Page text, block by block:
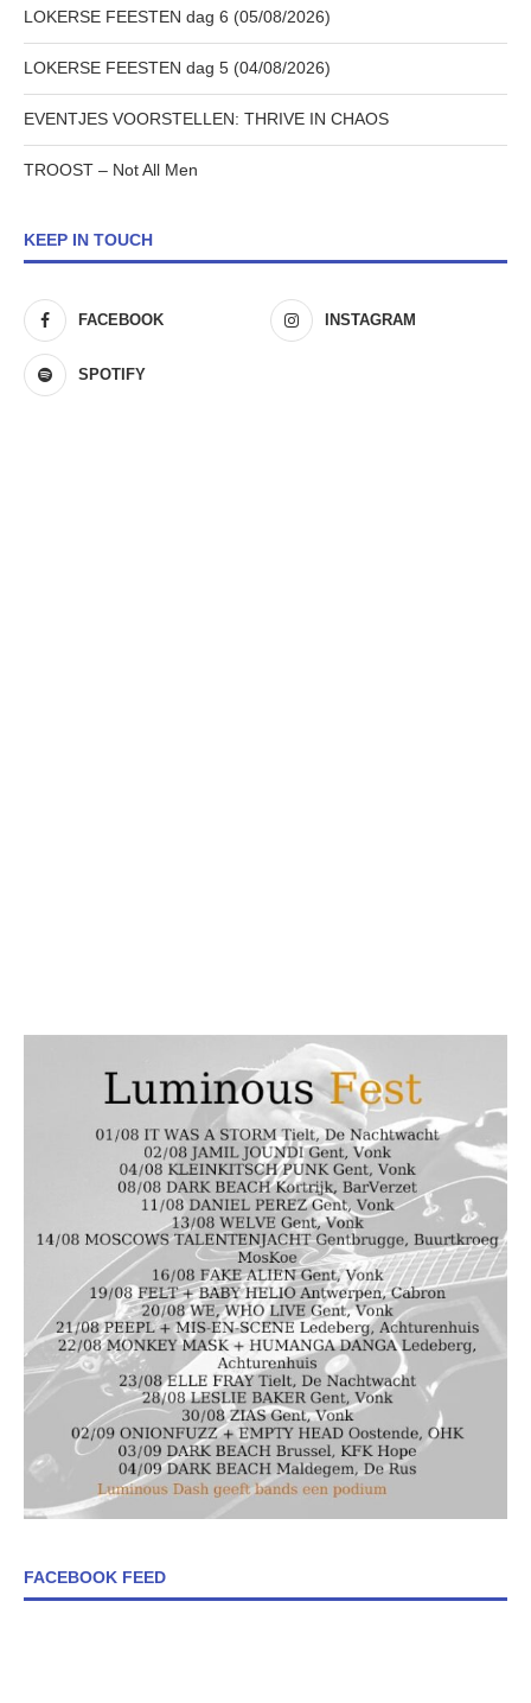
LOKERSE FEESTEN dag 6 (05/08/2026)
LOKERSE FEESTEN dag 5 (04/08/2026)
EVENTJES VOORSTELLEN: THRIVE IN CHAOS
TROOST – Not All Men
KEEP IN TOUCH
FACEBOOK INSTAGRAM
SPOTIFY
FACEBOOK FEED